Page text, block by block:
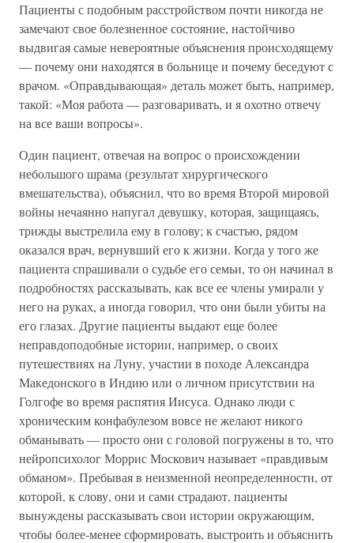
Пациенты с подобным расстройством почти никогда не
замечают свое болезненное состояние, настойчиво
выдвигая самые невероятные объяснения происходящему
— почему они находятся в больнице и почему беседуют с
врачом. «Оправдывающая» деталь может быть, например,
такой: «Моя работа — разговаривать, и я охотно отвечу
на все ваши вопросы».
Один пациент, отвечая на вопрос о происхождении
небольшого шрама (результат хирургического
вмешательства), объяснил, что во время Второй мировой
войны нечаянно напугал девушку, которая, защищаясь,
трижды выстрелила ему в голову; к счастью, рядом
оказался врач, вернувший его к жизни. Когда у того же
пациента спрашивали о судьбе его семьи, то он начинал в
подробностях рассказывать, как все ее члены умирали у
него на руках, а иногда говорил, что они были убиты на
его глазах. Другие пациенты выдают еще более
неправдоподобные истории, например, о своих
путешествиях на Луну, участии в походе Александра
Македонского в Индию или о личном присутствии на
Голгофе во время распятия Иисуса. Однако люди с
хроническим конфабулезом вовсе не желают никого
обманывать — просто они с головой погружены в то, что
нейропсихолог Моррис Москович называет «правдивым
обманом». Пребывая в неизменной неопределенности, от
которой, к слову, они и сами страдают, пациенты
вынуждены рассказывать свои истории окружающим,
чтобы более-менее сформировать, выстроить и объяснить